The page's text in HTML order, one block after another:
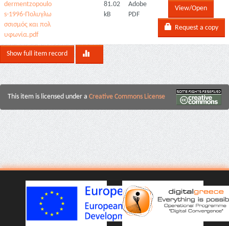
dermentzopoulo
s-1996-Πολυγλω
σσισμός και πολ
υφωνία.pdf
81.02
kB
Adobe
PDF
View/Open
Request a copy
Show full item record
This item is licensed under a Creative Commons License